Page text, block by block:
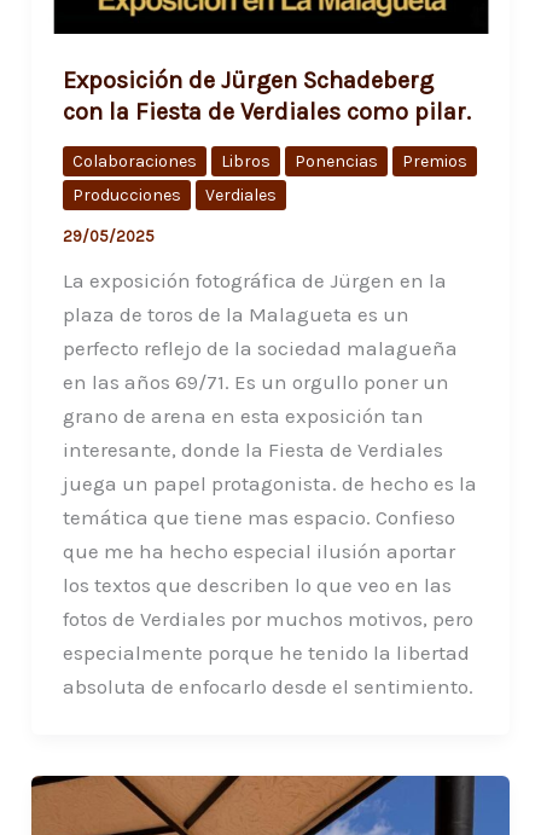
Exposición de Jürgen Schadeberg
con la Fiesta de Verdiales como pilar.
Colaboraciones Libros Ponencias
Premios
Producciones
Verdiales
29/05/2025
La exposición fotográfica de Jürgen en la
plaza de toros de la Malagueta es un
perfecto reflejo de la sociedad malagueña
en las años 69/71. Es un orgullo poner un
grano de arena en esta exposición tan
interesante, donde la Fiesta de Verdiales
juega un papel protagonista. de hecho es la
temática que tiene mas espacio. Confieso
que me ha hecho especial ilusión aportar
los textos que describen lo que veo en las
fotos de Verdiales por muchos motivos, pero
especialmente porque he tenido la libertad
absoluta de enfocarlo desde el sentimiento.